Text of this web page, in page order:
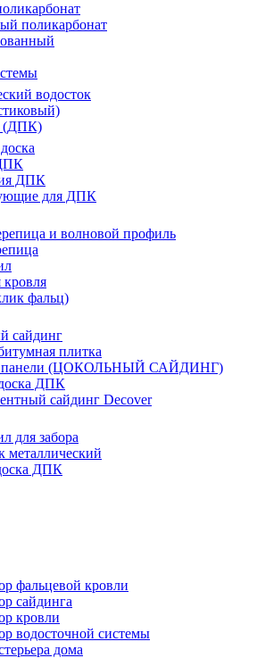
поликарбонат
водосток
(ДПК)
ДПК
для ДПК
и волновой профиль
кровля
фальц)
сайдинг
плитка
панели (ЦОКОЛЬНЫЙ САЙДИНГ)
ДПК
сайдинг Decover
для забора
металлический
ДПК
фальцевой кровли
сайдинга
кровли
водосточной системы
дома